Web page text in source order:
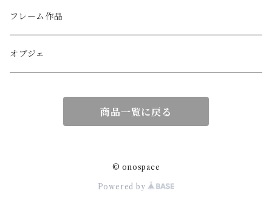
小物入れ
紙製品
フレーム作品
オブジェ
商品一覧に戻る
© onospace
Powered by